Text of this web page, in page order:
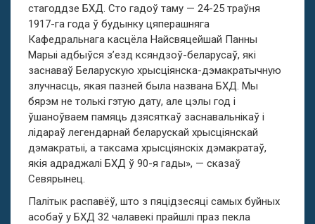
стагоддзе БХД. Сто гадоў таму — 24-25 траўня
1917-га года ў будынку цяперашняга
Кафедральнага касцёла Найсвяцейшай Панны
Марыі адбыўся з’езд ксяндзоў-беларусаў, які
заснаваў Беларускую хрысціянска-дэмакратычную
злучнасць, якая пазней была названа БХД. Мы
бярэм не толькі гэтую дату, але цэлы год і
ўшаноўваем памяць дзясяткаў заснавальнікаў і
лідараў легендарнай беларускай хрысціянскай
дэмакратыі, а таксама хрысціянскіх дэмакратаў,
якія адраджалі БХД ў 90-я гады», — сказаў
Севярынец.
Палітык распавёў, што з пяцідзесяці самых буйных
асобаў у БХД 32 чалавекі прайшлі праз пекла